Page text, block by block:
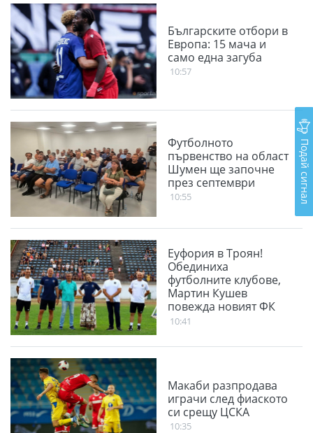
Българските отбори в
Европа: 15 мача и
само една загуба
10:57
Футболното
първенство на област
Шумен ще започне
през септември
10:55
Еуфория в Троян!
Обединиха
футболните клубове,
Мартин Кушев
повежда новият ФК
Чавдар
10:41
Макаби разпродава
играчи след фиаското
си срещу ЦСКА
10:35
Подай сигнал